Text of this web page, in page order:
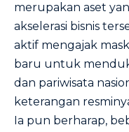
merupakan aset
akselerasi bisnis
aktif mengajak
baru untuk
dan pariwisata
keterangan
Ia pun berharap,